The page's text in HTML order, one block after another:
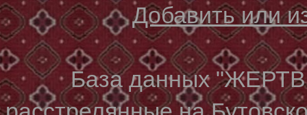
Добавить или
База данных